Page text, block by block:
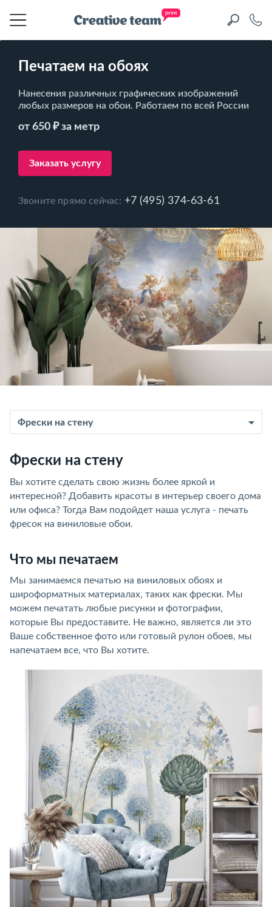
Печатаем на обоях
Нанесения различных графических изображений
любых размеров на обои. Работаем по всей России
от 650 ₽ за метр
Заказать услугу
Звоните прямо сейчас: +7 (495) 374-63-61
Фрески на стену
Фрески на стену
Вы хотите сделать свою жизнь более яркой и
интересной? Добавить красоты в интерьер своего дома
или офиса? Тогда Вам подойдет наша услуга - печать
фресок на виниловые обои.
Что мы печатаем
Мы занимаемся печатью на виниловых обоях и
широформатных материалах, таких как фрески. Мы
можем печатать любые рисунки и фотографии,
которые Вы предоставите. Не важно, является ли это
Ваше собственное фото или готовый рулон обоев, мы
напечатаем все, что Вы хотите.